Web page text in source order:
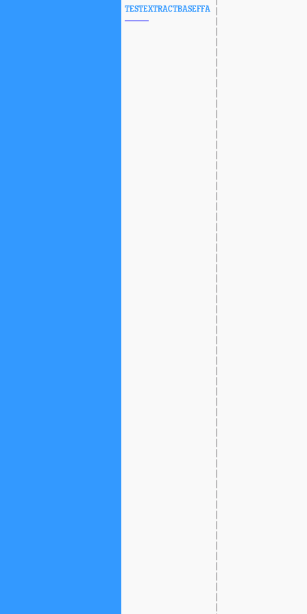
TESTEXTRACTBASEFFA